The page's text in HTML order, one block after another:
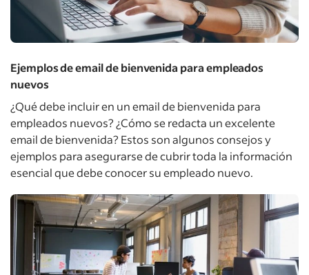
Ejemplos de email de bienvenida para empleados
nuevos
¿Qué debe incluir en un email de bienvenida para
empleados nuevos? ¿Cómo se redacta un excelente
email de bienvenida? Estos son algunos consejos y
ejemplos para asegurarse de cubrir toda la información
esencial que debe conocer su empleado nuevo.